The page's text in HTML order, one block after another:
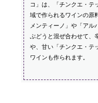
コ」は、「チンクエ・テ
域で作られるワインの原
メンティーノ」や「アル
ぶどうと混ぜ合わせて、
や、甘い「チンクエ・テ
ワインも作られます。